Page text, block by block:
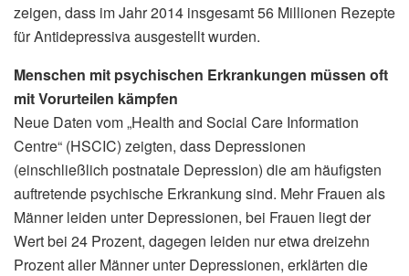
zeigen, dass im Jahr 2014 insgesamt 56 Millionen Rezepte
für Antidepressiva ausgestellt wurden.
Menschen mit psychischen Erkrankungen müssen oft
mit Vorurteilen kämpfen
Neue Daten vom „Health and Social Care Information
Centre“ (HSCIC) zeigten, dass Depressionen
(einschließlich postnatale Depression) die am häufigsten
auftretende psychische Erkrankung sind. Mehr Frauen als
Männer leiden unter Depressionen, bei Frauen liegt der
Wert bei 24 Prozent, dagegen leiden nur etwa dreizehn
Prozent aller Männer unter Depressionen, erklärten die